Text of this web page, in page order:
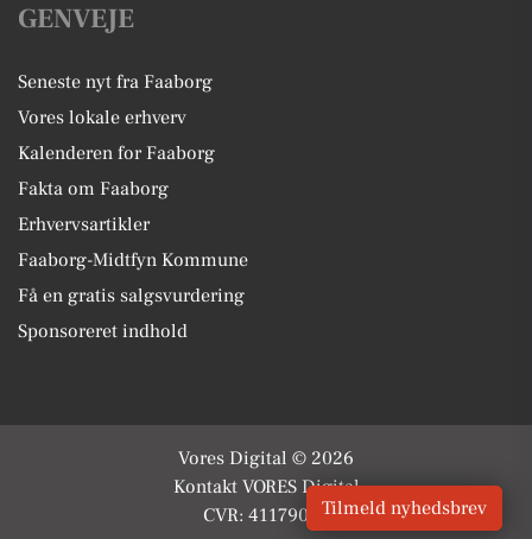
GENVEJE
Seneste nyt fra Faaborg
Vores lokale erhverv
Kalenderen for Faaborg
Fakta om Faaborg
Erhvervsartikler
Faaborg-Midtfyn Kommune
Få en gratis salgsvurdering
Sponsoreret indhold
Vores Digital © 2026
Kontakt VORES Digital
CVR: 41179082Tilmeld nyhedsbrev